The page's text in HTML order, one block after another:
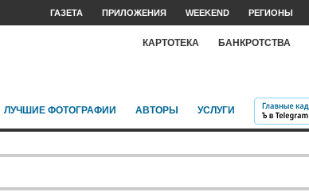
ГАЗЕТА ПРИЛОЖЕНИЯ WEEKEND РЕГИОНЫ
КАРТОТЕКА БАНКРОТСТВА
ЛУЧШИЕ ФОТОГРАФИИ АВТОРЫ УСЛУГИ